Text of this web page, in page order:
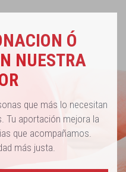
Ó
NUESTRA
que más lo necesitan
Tu aportación mejora la
que acompañamos.
más justa.